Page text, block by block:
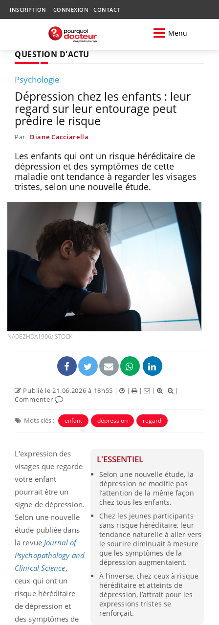
INSCRIPTION CONNEXION CONTACT
Menu
QUESTION D'ACTU
Psychologie
Dépression chez les enfants : leur
regard sur leur entourage peut
prédire le risque
Par Diane Cacciarella
Les enfants qui ont un risque héréditaire de
dépression et des symptômes de cette
maladie ont tendance à regarder les visages
tristes, selon une nouvelle étude.
NADEZHDA1906/ISTOCK
Publié le 21.06.2026 à 18h55 | | | |
|
Commenter
Mots clés : enfant dépression regard
L'ESSENTIEL
Selon une nouvelle étude, la
dépression ne modifie pas
l’attention de la même façon
chez tous les enfants.
Chez les jeunes participants
sans risque héréditaire, leur
tendance naturelle à aller vers
le sourire diminuait à mesure
que les symptômes de la
dépression augmentaient.
À l’inverse, chez ceux à risque
héréditaire et atteints de
dépression, l’attrait pour les
expressions tristes se
renforçait.
L'expression des
visages que regarde
votre enfant
pourrait être un
signe de dépression.
Selon une nouvelle
étude publiée dans
la revue Journal of
Psychopathology and
Clinical Science,
ceux qui ont un
risque héréditaire
de dépression et
des symptômes de